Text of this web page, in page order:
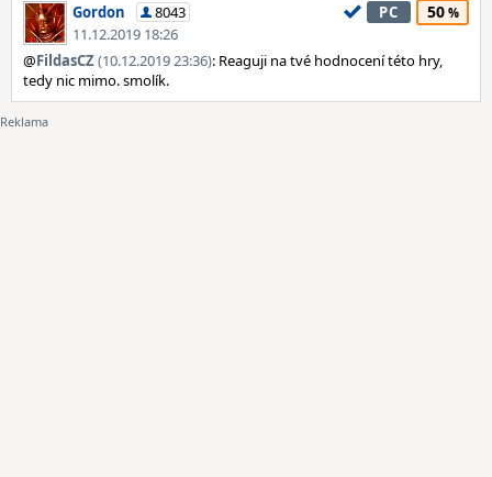
Gordon
8043
11.12.2019 18:26
PC 50
@FildasCZ(10.12.2019 23:36): Reaguji na tvé hodnocení této hry,
tedy nic mimo. smolík.